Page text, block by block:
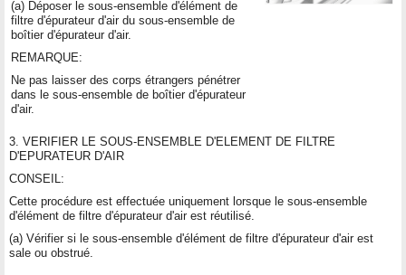
(a) Déposer le sous-ensemble d'élément de
filtre d'épurateur d'air du sous-ensemble de
boîtier d'épurateur d'air.
REMARQUE:
Ne pas laisser des corps étrangers pénétrer
dans le sous-ensemble de boîtier d'épurateur
d'air.
3. VERIFIER LE SOUS-ENSEMBLE D'ELEMENT DE FILTRE
D'EPURATEUR D'AIR
CONSEIL:
Cette procédure est effectuée uniquement lorsque le sous-ensemble
d'élément de filtre d'épurateur d'air est réutilisé.
(a) Vérifier si le sous-ensemble d'élément de filtre d'épurateur d'air est
sale ou obstrué.